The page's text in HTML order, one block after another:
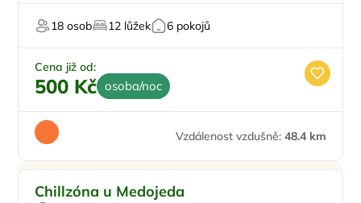
18 osob 12 lůžek 6 pokojů
Cena již od:
500 Kč osoba/noc
Vzdálenost vzdušně: 48.4 km
Sauna
Chillzóna u Medojeda